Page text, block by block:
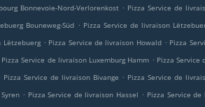
Bonnevoie-Nord-Verlorenkost . Pizza Service de
Bouneweg-Süd . Pizza Service de livraison
Lëtzebuerg . Pizza Service de livraison Howald . Pizza
Pizza Service de livraison Luxemburg Hamm . Pizza Service
Pizza Service de livraison Bivange . Pizza Service de
. Pizza Service de livraison Hassel . Pizza Service